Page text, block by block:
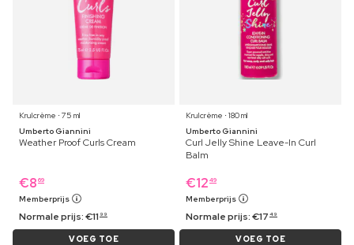
Krulcrème ⋅ 75 ml
Umberto Giannini
Weather Proof Curls Cream
€8 69
Memberprijs
Normale prijs:€11 99
VOEG TOE
Krulcrème ⋅ 180 ml
Umberto Giannini
Curl Jelly Shine Leave-In Curl
Balm
€12 49
Memberprijs
Normale prijs:€17 49
VOEG TOE